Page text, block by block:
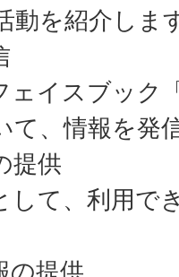
動を紹介しま
ェイスブック
て、情報を発
提供
して、利用で